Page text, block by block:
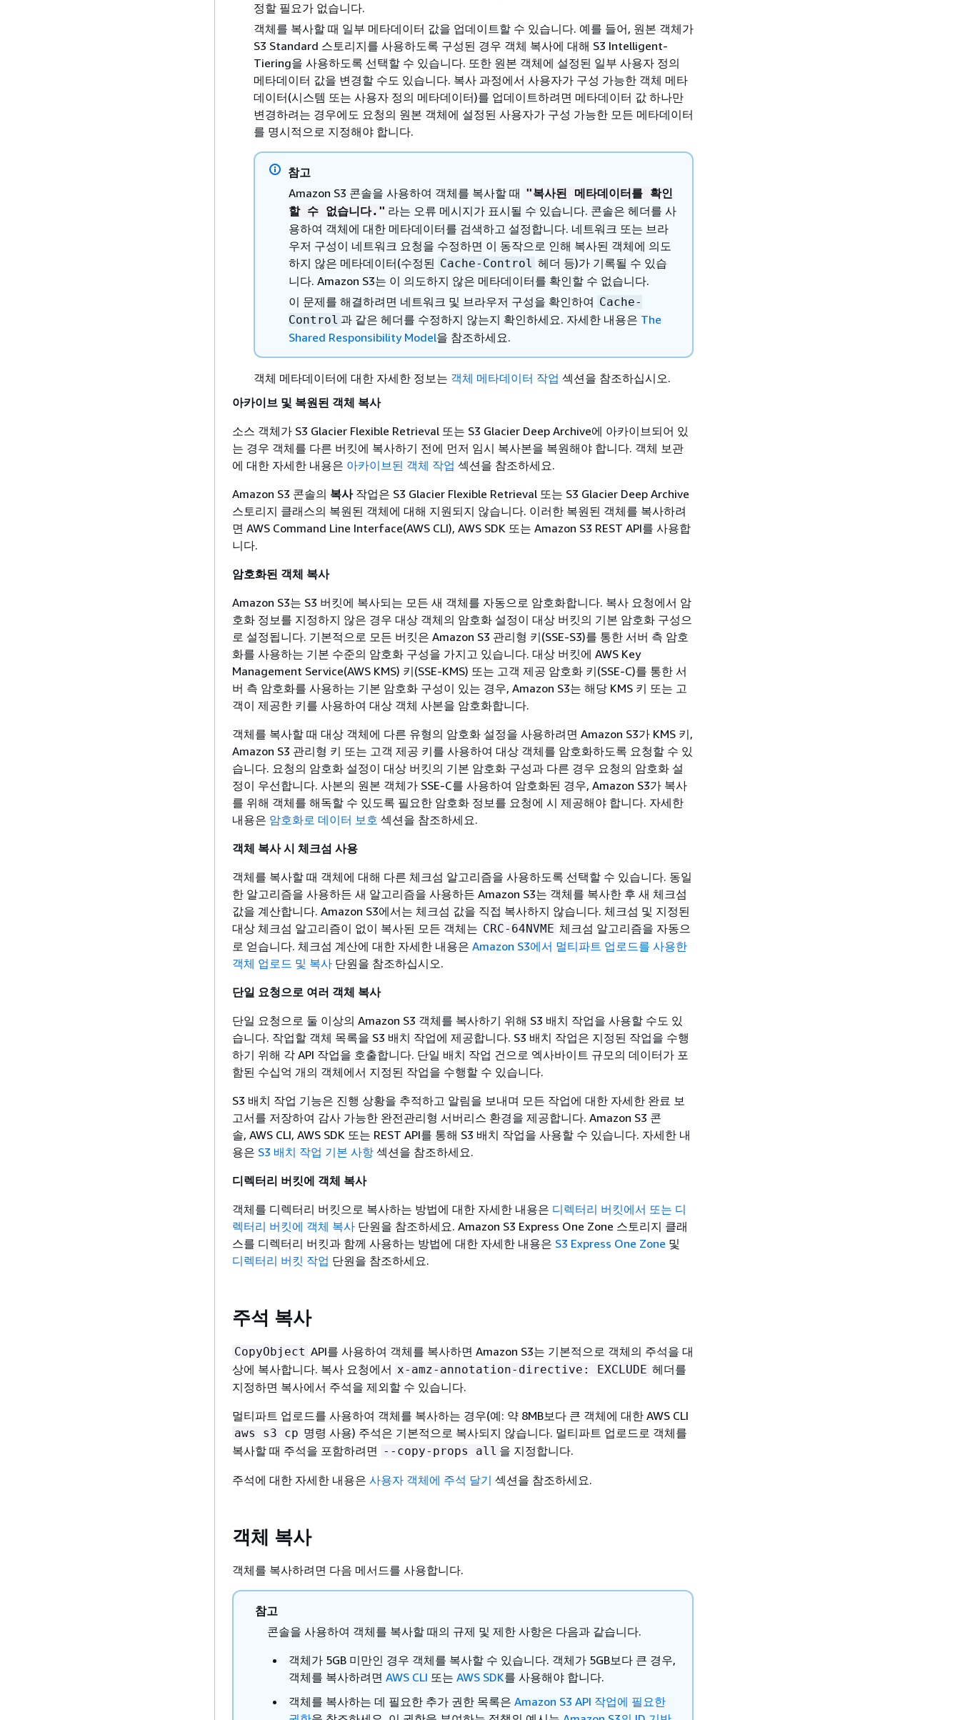
정할 필요가 없습니다.
객체를 복사할 때 일부 메타데이터 값을 업데이트할 수 있습니다. 예를 들어, 원본 객체가
S3 Standard 스토리지를 사용하도록 구성된 경우 객체 복사에 대해 S3 Intelligent-
Tiering을 사용하도록 선택할 수 있습니다. 또한 원본 객체에 설정된 일부 사용자 정의
메타데이터 값을 변경할 수도 있습니다. 복사 과정에서 사용자가 구성 가능한 객체 메타
데이터(시스템 또는 사용자 정의 메타데이터)를 업데이트하려면 메타데이터 값 하나만
변경하려는 경우에도 요청의 원본 객체에 설정된 사용자가 구성 가능한 모든 메타데이터
를 명시적으로 지정해야 합니다.
참고
Amazon S3 콘솔을 사용하여 객체를 복사할 때 "복사된 메타데이터를 확인
할 수 없습니다." 라는 오류 메시지가 표시될 수 있습니다. 콘솔은 헤더를 사
용하여 객체에 대한 메타데이터를 검색하고 설정합니다. 네트워크 또는 브라
우저 구성이 네트워크 요청을 수정하면 이 동작으로 인해 복사된 객체에 의도
하지 않은 메타데이터(수정된 Cache-Control 헤더 등)가 기록될 수 있습
니다. Amazon S3는 이 의도하지 않은 메타데이터를 확인할 수 없습니다.
이 문제를 해결하려면 네트워크 및 브라우저 구성을 확인하여 Cache-
Control 과 같은 헤더를 수정하지 않는지 확인하세요. 자세한 내용은 The
Shared Responsibility Model을 참조하세요.
객체 메타데이터에 대한 자세한 정보는 객체 메타데이터 작업 섹션을 참조하십시오.
아카이브 및 복원된 객체 복사
소스 객체가 S3 Glacier Flexible Retrieval 또는 S3 Glacier Deep Archive에 아카이브되어 있
는 경우 객체를 다른 버킷에 복사하기 전에 먼저 임시 복사본을 복원해야 합니다. 객체 보관
에 대한 자세한 내용은 아카이브된 객체 작업 섹션을 참조하세요.
Amazon S3 콘솔의 복사작업은 S3 Glacier Flexible Retrieval 또는 S3 Glacier Deep Archive
스토리지 클래스의 복원된 객체에 대해 지원되지 않습니다. 이러한 복원된 객체를 복사하려
면 AWS Command Line Interface(AWS CLI), AWS SDK 또는 Amazon S3 REST API를 사용합
니다.
암호화된 객체 복사
Amazon S3는 S3 버킷에 복사되는 모든 새 객체를 자동으로 암호화합니다. 복사 요청에서 암
호화 정보를 지정하지 않은 경우 대상 객체의 암호화 설정이 대상 버킷의 기본 암호화 구성으
로 설정됩니다. 기본적으로 모든 버킷은 Amazon S3 관리형 키(SSE-S3)를 통한 서버 측 암호
화를 사용하는 기본 수준의 암호화 구성을 가지고 있습니다. 대상 버킷에 AWS Key
Management Service(AWS KMS) 키(SSE-KMS) 또는 고객 제공 암호화 키(SSE-C)를 통한 서
버 측 암호화를 사용하는 기본 암호화 구성이 있는 경우, Amazon S3는 해당 KMS 키 또는 고
객이 제공한 키를 사용하여 대상 객체 사본을 암호화합니다.
객체를 복사할 때 대상 객체에 다른 유형의 암호화 설정을 사용하려면 Amazon S3가 KMS 키,
Amazon S3 관리형 키 또는 고객 제공 키를 사용하여 대상 객체를 암호화하도록 요청할 수 있
습니다. 요청의 암호화 설정이 대상 버킷의 기본 암호화 구성과 다른 경우 요청의 암호화 설
정이 우선합니다. 사본의 원본 객체가 SSE-C를 사용하여 암호화된 경우, Amazon S3가 복사
를 위해 객체를 해독할 수 있도록 필요한 암호화 정보를 요청에 시 제공해야 합니다. 자세한
내용은 암호화로 데이터 보호 섹션을 참조하세요.
객체 복사 시 체크섬 사용
객체를 복사할 때 객체에 대해 다른 체크섬 알고리즘을 사용하도록 선택할 수 있습니다. 동일
한 알고리즘을 사용하든 새 알고리즘을 사용하든 Amazon S3는 객체를 복사한 후 새 체크섬
값을 계산합니다. Amazon S3에서는 체크섬 값을 직접 복사하지 않습니다. 체크섬 및 지정된
대상 체크섬 알고리즘이 없이 복사된 모든 객체는 CRC-64NVME 체크섬 알고리즘을 자동으
로 얻습니다. 체크섬 계산에 대한 자세한 내용은 Amazon S3에서 멀티파트 업로드를 사용한
객체 업로드 및 복사 단원을 참조하십시오.
단일 요청으로 여러 객체 복사
단일 요청으로 둘 이상의 Amazon S3 객체를 복사하기 위해 S3 배치 작업을 사용할 수도 있
습니다. 작업할 객체 목록을 S3 배치 작업에 제공합니다. S3 배치 작업은 지정된 작업을 수행
하기 위해 각 API 작업을 호출합니다. 단일 배치 작업 건으로 엑사바이트 규모의 데이터가 포
함된 수십억 개의 객체에서 지정된 작업을 수행할 수 있습니다.
S3 배치 작업 기능은 진행 상황을 추적하고 알림을 보내며 모든 작업에 대한 자세한 완료 보
고서를 저장하여 감사 가능한 완전관리형 서버리스 환경을 제공합니다. Amazon S3 콘
솔, AWS CLI, AWS SDK 또는 REST API를 통해 S3 배치 작업을 사용할 수 있습니다. 자세한 내
용은 S3 배치 작업 기본 사항 섹션을 참조하세요.
디렉터리 버킷에 객체 복사
객체를 디렉터리 버킷으로 복사하는 방법에 대한 자세한 내용은 디렉터리 버킷에서 또는 디
렉터리 버킷에 객체 복사 단원을 참조하세요. Amazon S3 Express One Zone 스토리지 클래
스를 디렉터리 버킷과 함께 사용하는 방법에 대한 자세한 내용은 S3 Express One Zone 및
디렉터리 버킷 작업 단원을 참조하세요.
주석 복사
CopyObject API를 사용하여 객체를 복사하면 Amazon S3는 기본적으로 객체의 주석을 대
상에 복사합니다. 복사 요청에서 x-amz-annotation-directive: EXCLUDE 헤더를
지정하면 복사에서 주석을 제외할 수 있습니다.
멀티파트 업로드를 사용하여 객체를 복사하는 경우(예: 약 8MB보다 큰 객체에 대한 AWS CLI
aws s3 cp 명령 사용) 주석은 기본적으로 복사되지 않습니다. 멀티파트 업로드로 객체를
복사할 때 주석을 포함하려면 --copy-props all 을 지정합니다.
주석에 대한 자세한 내용은 사용자 객체에 주석 달기 섹션을 참조하세요.
객체 복사
객체를 복사하려면 다음 메서드를 사용합니다.
참고
콘솔을 사용하여 객체를 복사할 때의 규제 및 제한 사항은 다음과 같습니다.
객체가 5GB 미만인 경우 객체를 복사할 수 있습니다. 객체가 5GB보다 큰 경우,
객체를 복사하려면 AWS CLI 또는 AWS SDK를 사용해야 합니다.
객체를 복사하는 데 필요한 추가 권한 목록은 Amazon S3 API 작업에 필요한